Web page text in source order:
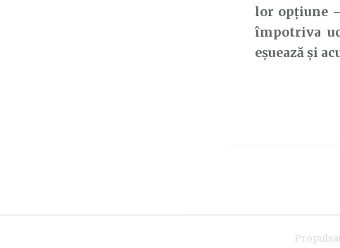
lor opțiune
împotriva
eșuează și